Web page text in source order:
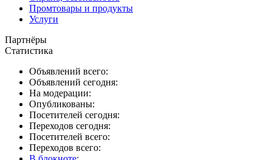
Промтовары и продукты
Услуги
Партнёры
Статистика
Объявлений всего:
Объявлений сегодня:
На модерации:
Опубликованы:
Посетителей сегодня:
Переходов сегодня:
Посетителей всего:
Переходов всего: